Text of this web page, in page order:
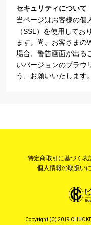
セキュリティについて
当ページはお客様の個
（SSL）を使用して
ます。尚、お客さまの
場合、警告画面が出る
いバージョンのブラウ
う、お願いいたします。
特定商取引に基づく表
個人情報の取扱い
Copyright (C) 2019